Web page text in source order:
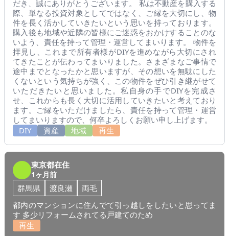
だき、誠にありがとうございます。 私は不動産を購入する
際、単なる投資対象としてではなく、ご縁を大切にし、物
件を長く活かしていきたいという思いを持っております。
購入後も地域や近隣の皆様にご迷惑をおかけすることのな
いよう、責任を持って管理・運営してまいります。 物件を
拝見し、これまで所有者様がDIYを進めながら大切にされ
てきたことが伝わってまいりました。さまざまなご事情で
途中までとなったかと思いますが、その想いを無駄にした
くないという気持ちが強く、この物件をぜひ引き継がせて
いただきたいと思いました。私自身の手でDIYを完成さ
せ、これからも長く大切に活用していきたいと考えており
ます。ご縁をいただけましたら、責任を持って管理・運営
してまいりますので、何卒よろしくお願い申し上げます。
DIY
資産 地域 再生
東京都在住
1ヶ月前
群馬県 渡良瀬
両毛
都内のマンションに住んでて引っ越しをしたいと思ってま
す 多少リフォームされてる戸建てのため
再生